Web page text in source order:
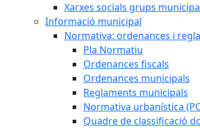
Xarxes socials grups
Informació municipal
Normativa: ordenances i
Pla Normatiu
Ordenances fiscals
Ordenances municipals
Reglaments municipals
Normativa urbanística
Quadre de classificació